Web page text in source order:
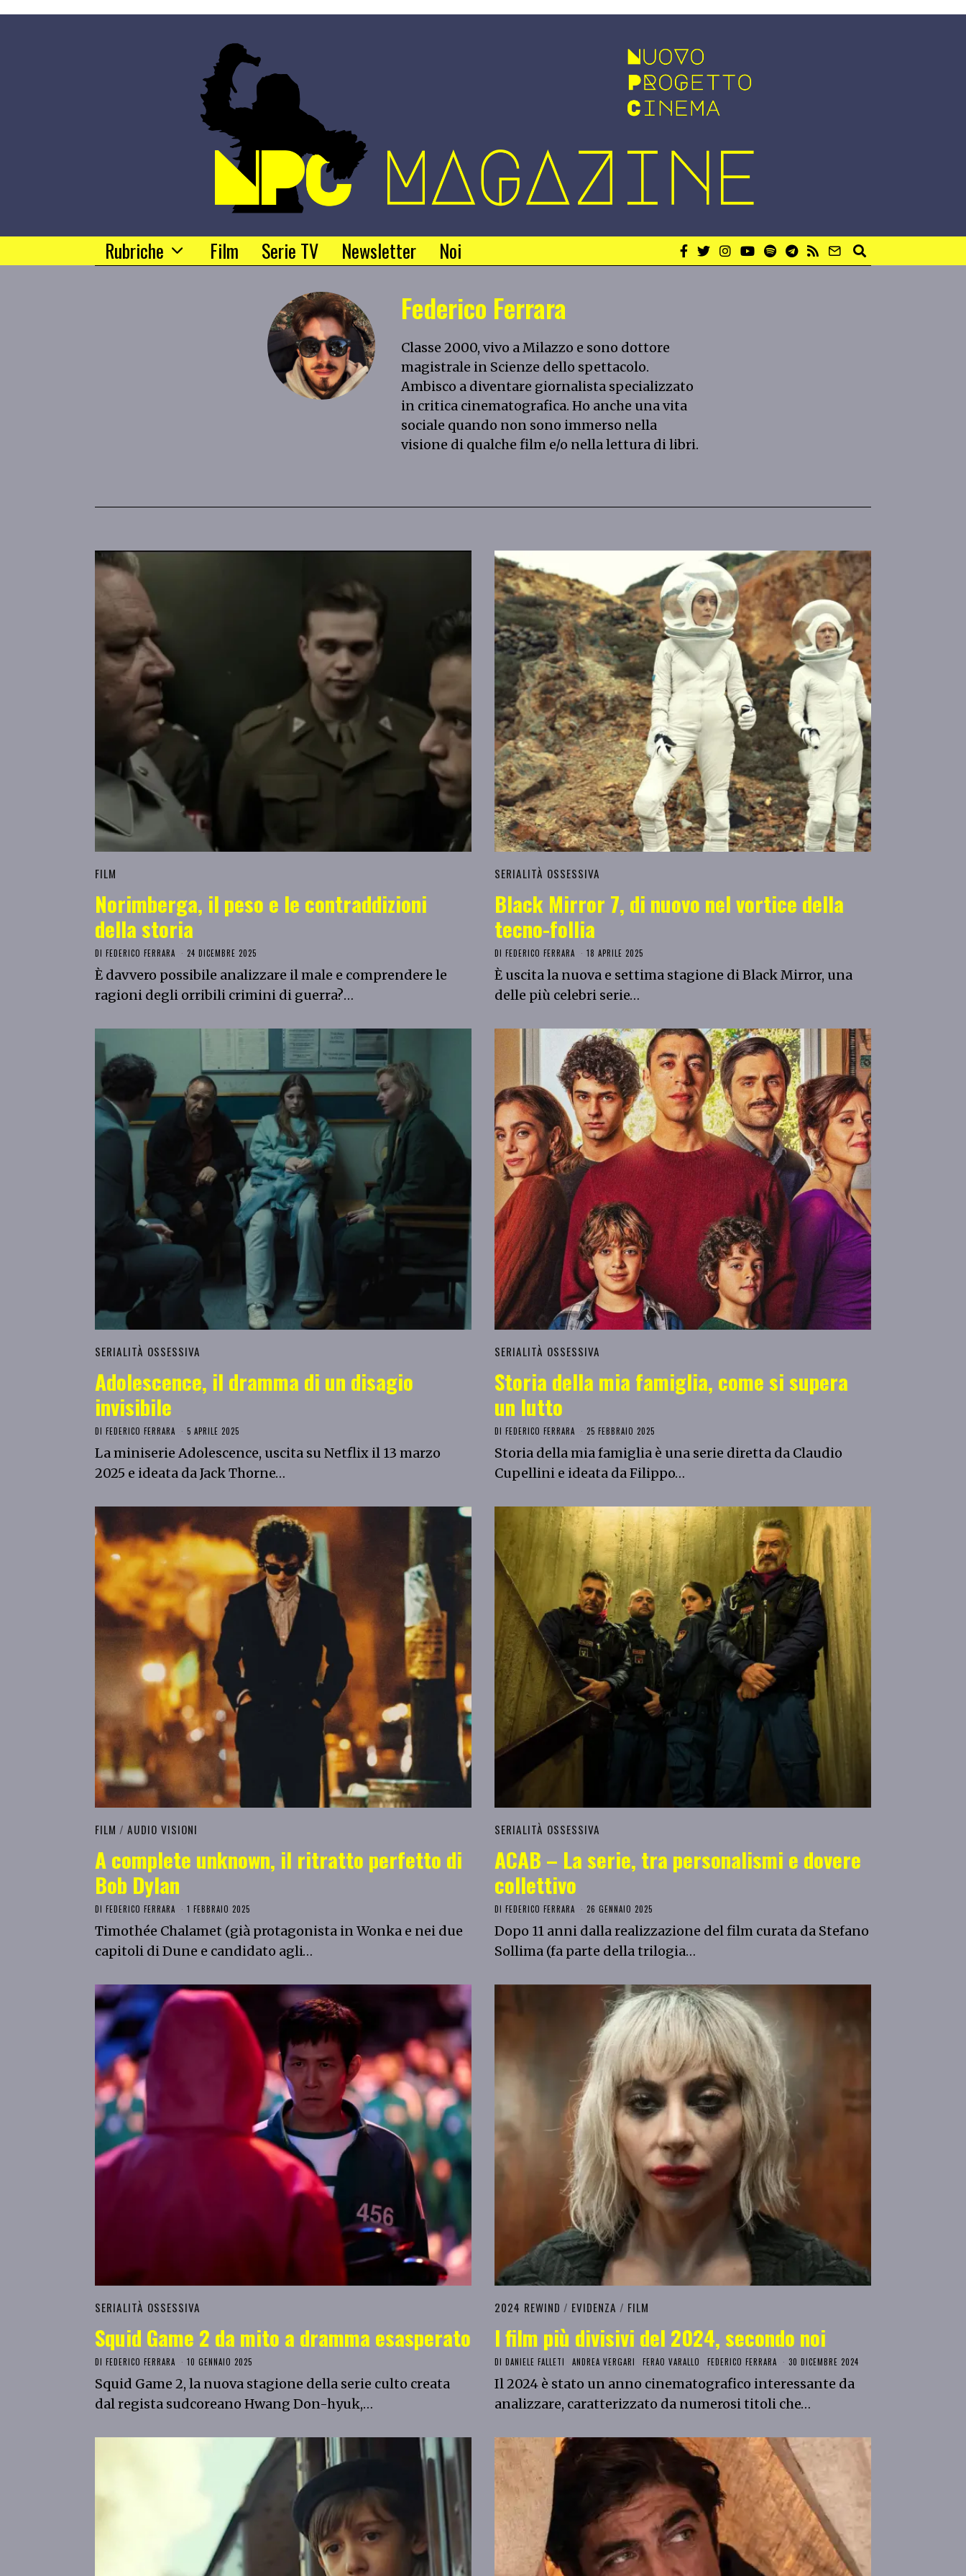
Rubriche Film Serie TV Newsletter Noi
Federico Ferrara
Classe 2000, vivo a Milazzo e sono dottore
magistrale in Scienze dello spettacolo.
Ambisco a diventare giornalista specializzato
in critica cinematografica. Ho anche una vita
sociale quando non sono immerso nella
visione di qualche film e/o nella lettura di libri.
FILM
Norimberga, il peso e le contraddizioni
della storia
DI FEDERICO FERRARA 24 DICEMBRE 2025
È davvero possibile analizzare il male e comprendere le
ragioni degli orribili crimini di guerra?…
SERIALITÀ OSSESSIVA
Black Mirror 7, di nuovo nel vortice della
tecno-follia
DI FEDERICO FERRARA 18 APRILE 2025
È uscita la nuova e settima stagione di Black Mirror, una
delle più celebri serie…
SERIALITÀ OSSESSIVA
Adolescence, il dramma di un disagio
invisibile
DI FEDERICO FERRARA 5 APRILE 2025
La miniserie Adolescence, uscita su Netflix il 13 marzo
2025 e ideata da Jack Thorne…
SERIALITÀ OSSESSIVA
Storia della mia famiglia, come si supera
un lutto
DI FEDERICO FERRARA 25 FEBBRAIO 2025
Storia della mia famiglia è una serie diretta da Claudio
Cupellini e ideata da Filippo…
FILM / AUDIO VISIONI
A complete unknown, il ritratto perfetto di
Bob Dylan
DI FEDERICO FERRARA 1 FEBBRAIO 2025
Timothée Chalamet (già protagonista in Wonka e nei due
capitoli di Dune e candidato agli…
SERIALITÀ OSSESSIVA
ACAB – La serie, tra personalismi e dovere
collettivo
DI FEDERICO FERRARA 26 GENNAIO 2025
Dopo 11 anni dalla realizzazione del film curata da Stefano
Sollima (fa parte della trilogia…
SERIALITÀ OSSESSIVA
Squid Game 2 da mito a dramma esasperato
DI FEDERICO FERRARA 10 GENNAIO 2025
Squid Game 2, la nuova stagione della serie culto creata
dal regista sudcoreano Hwang Don-hyuk,…
2024 REWIND / EVIDENZA / FILM
I film più divisivi del 2024, secondo noi
DI DANIELE FALLETI ANDREA VERGARI FERAO VARALLO FEDERICO FERRARA 30 DICEMBRE 2024
Il 2024 è stato un anno cinematografico interessante da
analizzare, caratterizzato da numerosi titoli che…